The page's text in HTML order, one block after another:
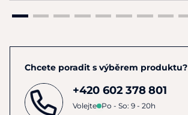
Chcete poradit s výběrem produktu?
+420 602 378 801
Volejte Po - So: 9 - 20h